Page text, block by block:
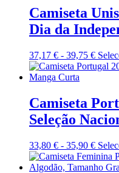
33,20
hasta
40,43
Camiseta
Dia da
37,17 € - 39,75 €
de
37,17 €
hasta
39,75
Camiseta
Seleção
33,80 € - 35,90 €
de